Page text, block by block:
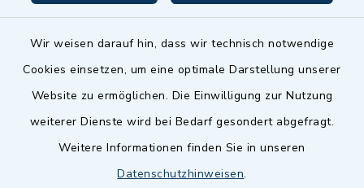
Wir weisen darauf hin, dass wir technisch notwendige
Cookies einsetzen, um eine optimale Darstellung unserer
Website zu ermöglichen. Die Einwilligung zur Nutzung
weiterer Dienste wird bei Bedarf gesondert abgefragt.
Weitere Informationen finden Sie in unseren
Datenschutzhinweisen.
Barrierefreiheit